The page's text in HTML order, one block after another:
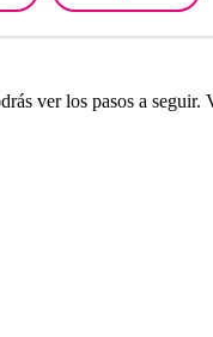
ver los pasos a seguir.